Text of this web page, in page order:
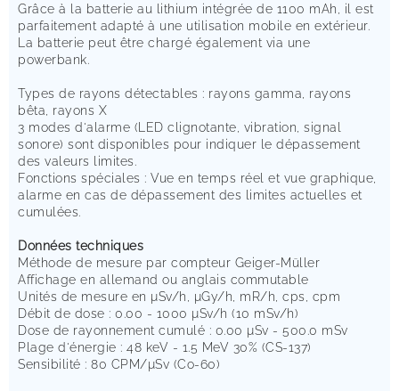
Grâce à la batterie au lithium intégrée de 1100 mAh, il est
parfaitement adapté à une utilisation mobile en extérieur.
La batterie peut être chargé également via une
powerbank.
Types de rayons détectables : rayons gamma, rayons
bêta, rayons X
3 modes d'alarme (LED clignotante, vibration, signal
sonore) sont disponibles pour indiquer le dépassement
des valeurs limites.
Fonctions spéciales : Vue en temps réel et vue graphique,
alarme en cas de dépassement des limites actuelles et
cumulées.
Données techniques
Méthode de mesure par compteur Geiger-Müller
Affichage en allemand ou anglais commutable
Unités de mesure en μSv/h, μGy/h, mR/h, cps, cpm
Débit de dose : 0.00 - 1000 μSv/h (10 mSv/h)
Dose de rayonnement cumulé : 0.00 μSv - 500.0 mSv
Plage d'énergie : 48 keV - 1.5 MeV 30% (CS-137)
Sensibilité : 80 CPM/μSv (Co-60)